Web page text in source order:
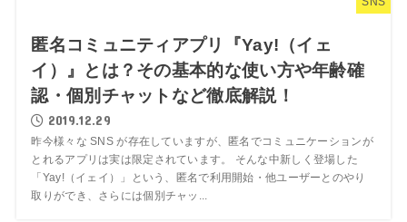
匿名コミュニティアプリ『Yay!（イェ
イ）』とは？その基本的な使い方や年齢確
認・個別チャットなど徹底解説！
2019.12.29
昨今様々な SNS が存在していますが、匿名でコミュニケーションが
とれるアプリは実は限定されています。 そんな中新しく登場した
「Yay!（イェイ）」という、匿名で利用開始・他ユーザーとのやり
取りができ、さらには個別チャッ...